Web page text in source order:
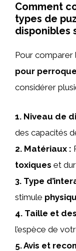
Comment
types de
disponibles
Pour comparer
pour
considérer
1. Niveau de
des capacités
2. Matériaux :
toxiques et
3. Type
stimule
4. Taille et
l’espèce de
5.Avis et